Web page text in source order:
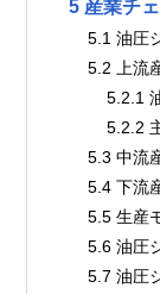
5 産業チ
5.1
5.2 上
5.3 中
5.4 下
5.5 生
5.6
    5.7 油圧シリンダーの製造業界の販売モデルと販